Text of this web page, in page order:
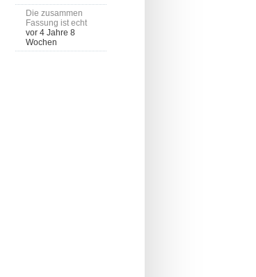
Die zusammen
Fassung ist echt
vor 4 Jahre 8
Wochen